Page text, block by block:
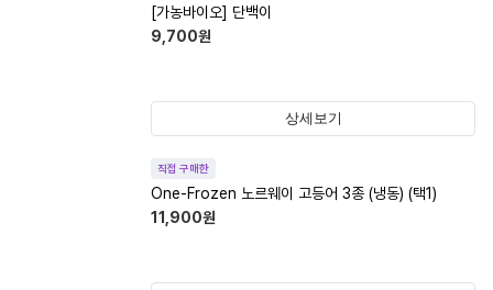
[가농바이오] 단백이
9,700원
상세보기
직접 구매한
One-Frozen 노르웨이 고등어 3종 (냉동) (택1)
11,900원